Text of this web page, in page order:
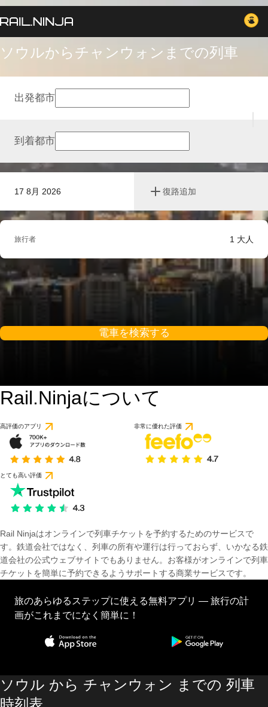
ソウルからチャンウォンまでの列車
17 8月 2026 復路追加
出発都市
到着都市
旅行者 1 大人
電車を検索する
Rail.Ninjaについて
高評価のアプリ 非常に優れた評価
とても高い評価
Rail Ninjaはオンラインで列車チケットを予約するためのサービスで
す。鉄道会社ではなく、列車の所有や運行は行っておらず、いかなる鉄
道会社の公式ウェブサイトでもありません。お客様がオンラインで列車
チケットを簡単に予約できるようサポートする商業サービスです。
旅のあらゆるステップに使える無料アプリ — 旅行の計
画がこれまでになく簡単に！
ソウル から チャンウォン までの 列車
時刻表
56件のレビューに基